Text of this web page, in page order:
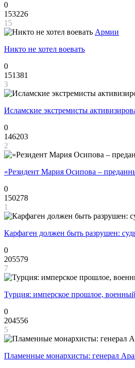
0
153226
15
Армии
Никто не хотел воевать
0
151381
3
Исламские экстремисты
0
146203
2
«Резидент Мария Осипова –
0
150278
1
Карфаген должен быть разрушен:
0
205579
7
Турция: имперское прошлое,
0
204556
5
Пламенные монархисты: генерал